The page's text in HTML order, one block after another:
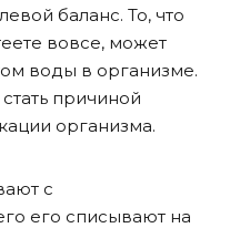
баланс. То, что
вовсе, может
воды в организме.
причиной
организма.
с
его списывают на